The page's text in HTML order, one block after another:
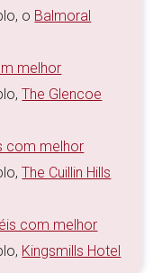
o Balmoral
melhor
The Glencoe
com melhor
The Cuillin Hills
com melhor
Kingsmills Hotel